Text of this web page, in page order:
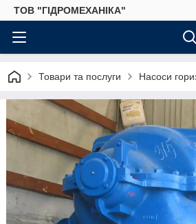
ТОВ "ГІДРОМЕХАНІКА"
Товари та послуги Насоси